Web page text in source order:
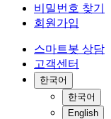
비밀번호 찾기
회원가입
스마트봇 상담
고객센터
한국어
한국어
English